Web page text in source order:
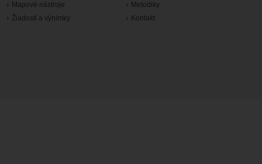
Mapové nástroje
Žiadosti a výnimky
Metodiky
Kontakt